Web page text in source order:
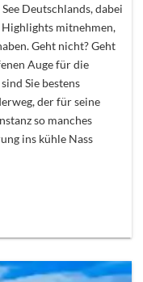
Deutschlands, dabei
mitnehmen,
Geht nicht? Geht
Auge für die
Sie bestens
der für seine
so manches
ins kühle Nass